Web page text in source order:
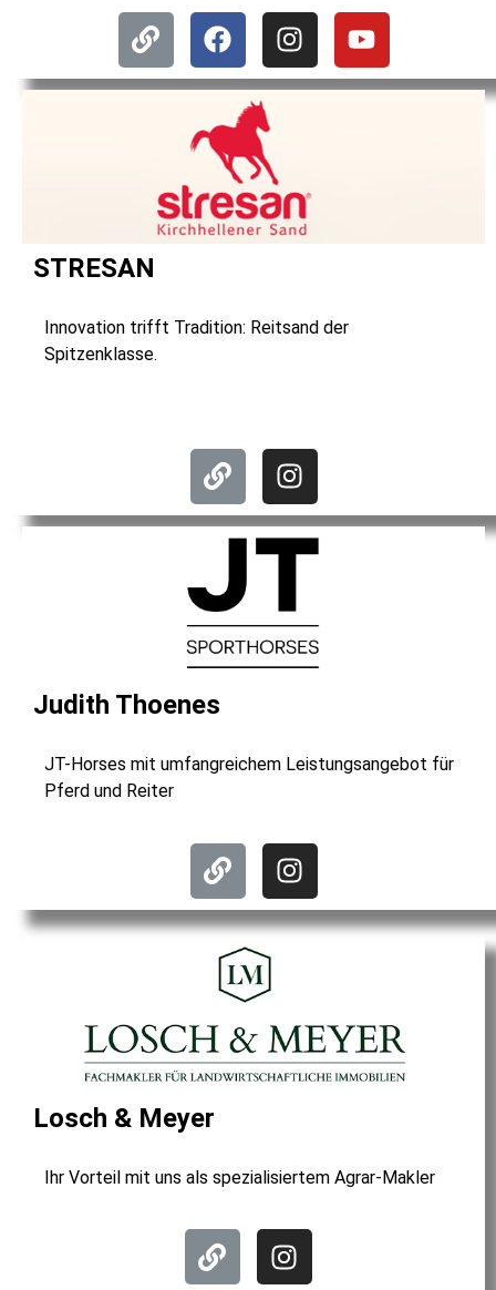
STRESAN
Innovation trifft Tradition: Reitsand der
Spitzenklasse.
Judith Thoenes
JT-Horses mit umfangreichem Leistungsangebot für
Pferd und Reiter
Losch & Meyer
Ihr Vorteil mit uns als spezialisiertem Agrar-Makler